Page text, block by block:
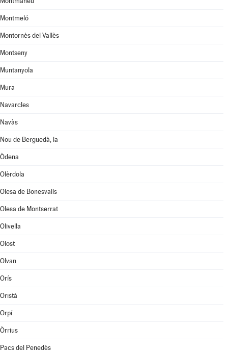
Montmeló
Montornès del Vallès
Montseny
Muntanyola
Mura
Navarcles
Navàs
Nou de Berguedà, la
Òdena
Olèrdola
Olesa de Bonesvalls
Olesa de Montserrat
Olivella
Olost
Olvan
Orís
Oristà
Orpí
Òrrius
Pacs del Penedès